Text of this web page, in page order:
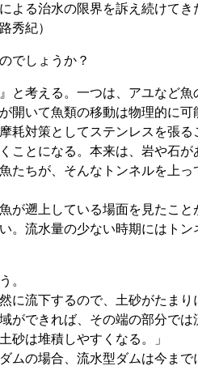
よる治水の限界を訴え続けてき
秀紀）
でしょうか？
と考える。一つは、アユなど魚
開いて魚類の移動は物理的に可
耗対策としてステンレスを張る
ことになる。本来は、岩や石が
たちが、そんなトンネルを上っ
が遡上している場面を見たこ
。流水量の少ない時期にはト
。
に流下するので、土砂がたま
ができれば、その端の部分で
砂は堆積しやすくなる。」
ムの場合、流水型ダムは今ま